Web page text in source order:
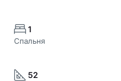
1
Спальня
52